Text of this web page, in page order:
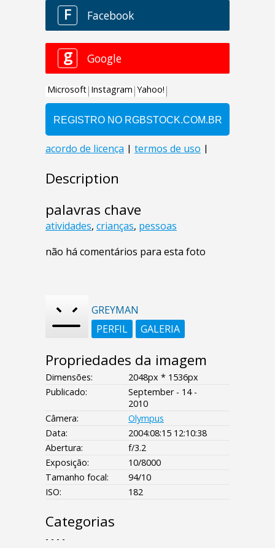
Description
palavras chave
atividades, crianças, pessoas
não há comentários para esta foto
GREYMAN
PERFIL
GALERIA
Propriedades da imagem
Dimensões:
2048px * 1536px
Publicado:
September - 14 -
2010
Câmera:
Olympus
Data:
2004:08:15 12:10:38
Abertura:
f/3.2
Exposição:
10/8000
Tamanho focal:
94/10
ISO:
182
Categorias
- - - -